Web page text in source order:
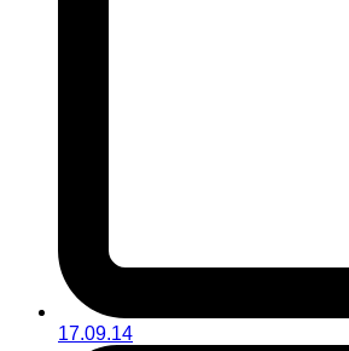
17.09.14